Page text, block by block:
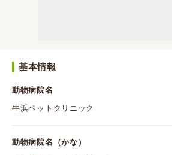
基本情報
動物病院名
牛浜ペットクリニック
動物病院名（かな）